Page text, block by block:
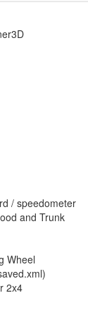
/ speedometer
and Trunk
Wheel
2x4